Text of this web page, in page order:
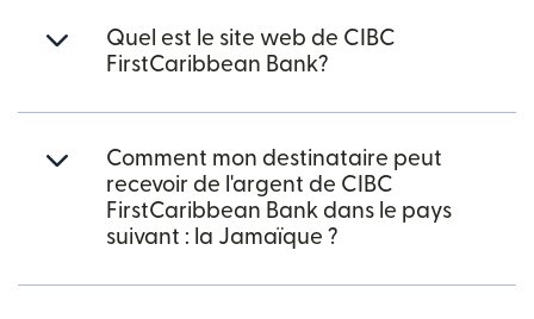
Quel est le site web de CIBC
FirstCaribbean Bank?
Comment mon destinataire peut
recevoir de l'argent de CIBC
FirstCaribbean Bank dans le pays
suivant : la Jamaïque ?